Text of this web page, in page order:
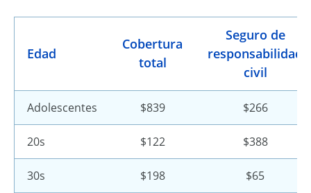
Edad
Cobertura
total
Seguro de
responsabilidad
civil
Adolescentes $839 $266
20s $122 $388
30s $198 $65